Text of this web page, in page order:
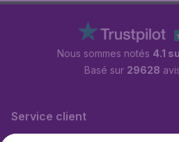
Nous sommes notés 4.1
Basé sur 29628
Service client